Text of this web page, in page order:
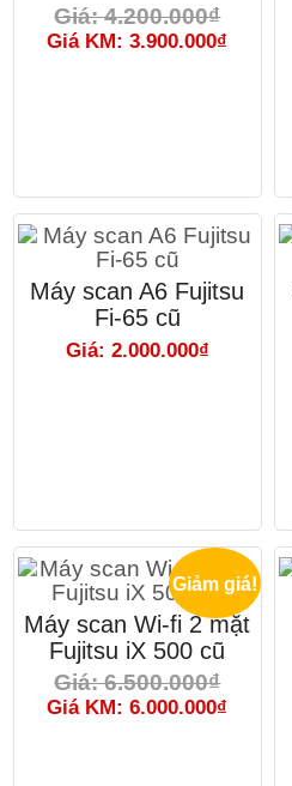
Giá: 4.200.000₫
Giá KM: 3.900.000₫
Máy scan A6 Fujitsu
Fi-65 cũ
Giá: 2.000.000₫
Giảm giá!
Máy scan Wi-fi 2 mặt
Fujitsu iX 500 cũ
Giá: 6.500.000₫
Giá KM: 6.000.000₫